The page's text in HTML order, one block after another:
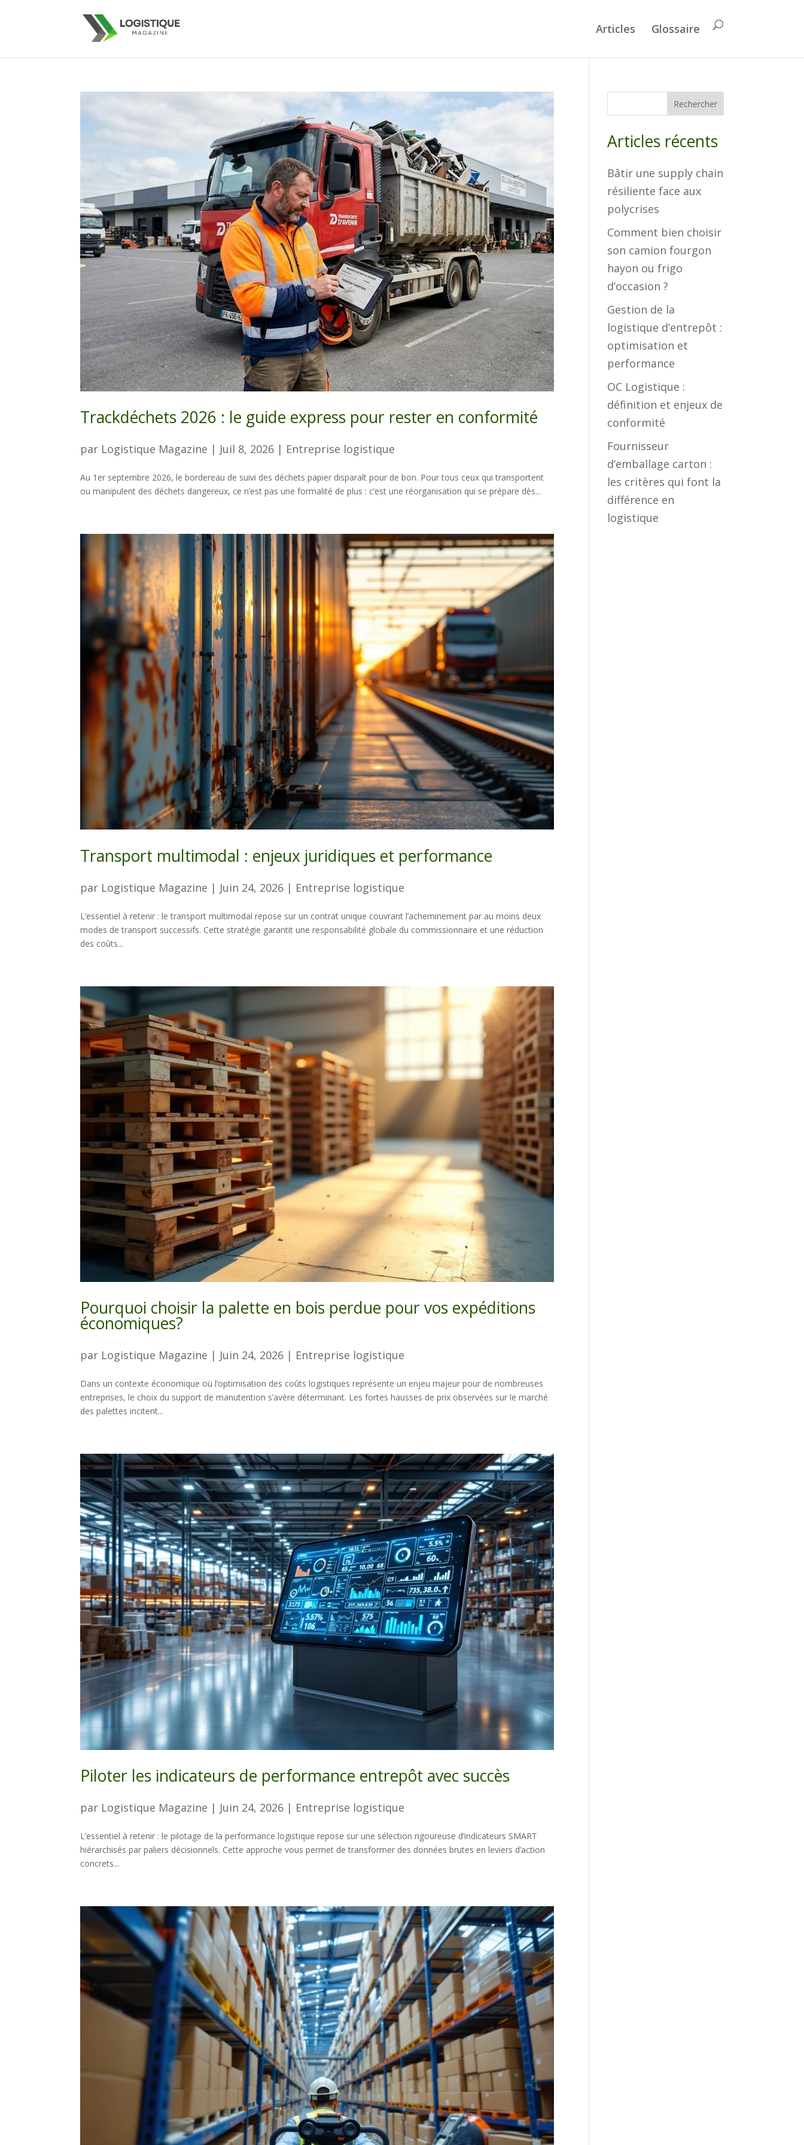
Articles Glossaire
Trackdéchets 2026 : le guide express pour rester en conformité
par Logistique Magazine | Juil 8, 2026 | Entreprise logistique
Au 1er septembre 2026, le bordereau de suivi des déchets papier disparaît pour de bon. Pour tous ceux qui transportent
ou manipulent des déchets dangereux, ce n’est pas une formalité de plus : c’est une réorganisation qui se prépare dès...
Transport multimodal : enjeux juridiques et performance
par Logistique Magazine | Juin 24, 2026 | Entreprise logistique
L’essentiel à retenir : le transport multimodal repose sur un contrat unique couvrant l’acheminement par au moins deux
modes de transport successifs. Cette stratégie garantit une responsabilité globale du commissionnaire et une réduction
des coûts...
Pourquoi choisir la palette en bois perdue pour vos expéditions
économiques?
par Logistique Magazine | Juin 24, 2026 | Entreprise logistique
Dans un contexte économique où l’optimisation des coûts logistiques représente un enjeu majeur pour de nombreuses
entreprises, le choix du support de manutention s’avère déterminant. Les fortes hausses de prix observées sur le marché
des palettes incitent...
Piloter les indicateurs de performance entrepôt avec succès
par Logistique Magazine | Juin 24, 2026 | Entreprise logistique
L’essentiel à retenir : le pilotage de la performance logistique repose sur une sélection rigoureuse d’indicateurs SMART
hiérarchisés par paliers décisionnels. Cette approche vous permet de transformer des données brutes en leviers d’action
concrets...
Rechercher
Articles récents
Bâtir une supply chain
résiliente face aux
polycrises
Comment bien choisir
son camion fourgon
hayon ou frigo
d’occasion ?
Gestion de la
logistique d’entrepôt :
optimisation et
performance
OC Logistique :
définition et enjeux de
conformité
Fournisseur
d’emballage carton :
les critères qui font la
différence en
logistique